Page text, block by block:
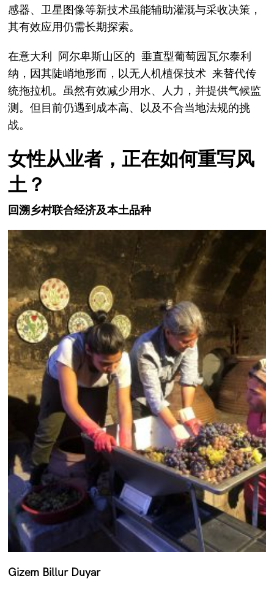
感器、卫星图像等新技术虽能辅助灌溉与采收决策，
其有效应用仍需长期探索。
在意大利 阿尔卑斯山区的 垂直型葡萄园瓦尔泰利
纳，因其陡峭地形而，以无人机植保技术 来替代传
统拖拉机。虽然有效减少用水、人力，并提供气候监
测。但目前仍遇到成本高、以及不合当地法规的挑
战。
女性从业者，正在如何重写风
土？
回溯乡村联合经济及本土品种
Gizem Billur Duyar